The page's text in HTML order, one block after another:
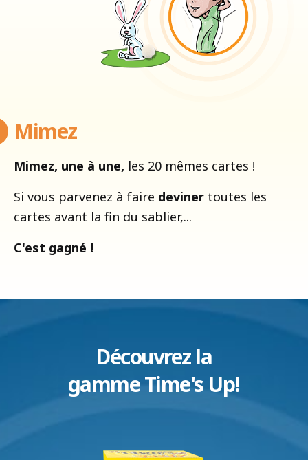
Mimez
Mimez, une à une, les 20 mêmes cartes !
Si vous parvenez à faire deviner toutes les
cartes avant la fin du sablier,...
C'est gagné !
Découvrez la
gamme Time's Up!